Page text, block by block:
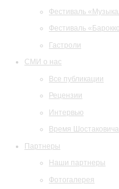
Фестиваль
Фестиваль
Гастроли
СМИ о нас
Все публикации
Рецензии
Интервью
Время Шостаковича
Партнеры
Наши партнеры
Фотогалерея